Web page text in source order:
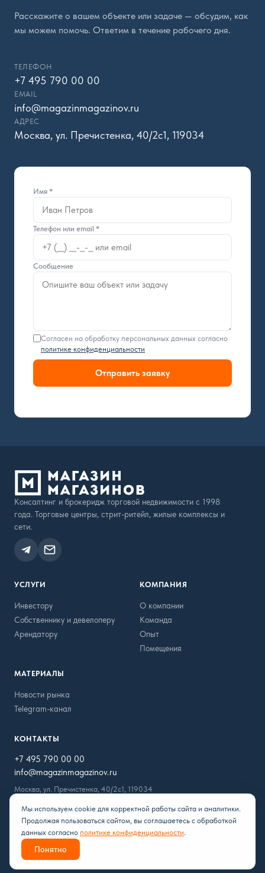
Расскажите о вашем объекте или задаче — обсудим, как
мы можем помочь. Ответим в течение рабочего дня.
ТЕЛЕФОН
+7 495 790 00 00
EMAIL
info@magazinmagazinov.ru
АДРЕС
Москва, ул. Пречистенка, 40/2с1, 119034
Имя *
Телефон или email *
Сообщение
Согласен на обработку персональных данных согласно
политике конфиденциальности
Отправить заявку
Консалтинг и брокеридж торговой недвижимости с 1998
года. Торговые центры, стрит-ритейл, жилые комплексы и
сети.
УСЛУГИ
Инвестору
Собственнику и девелоперу
Арендатору
КОМПАНИЯ
О компании
Команда
Опыт
Помещения
МАТЕРИАЛЫ
Новости рынка
Telegram-канал
КОНТАКТЫ
+7 495 790 00 00
info@magazinmagazinov.ru
Москва, ул. Пречистенка, 40/2с1, 119034
© 2026 ООО «Альтермаг» — Магазин Магазинов. Все права
защищены.
Политика конфиденциальности
Мы используем cookie для корректной работы сайта и аналитики.
Продолжая пользоваться сайтом, вы соглашаетесь с обработкой
данных согласно политике конфиденциальности.
Понятно